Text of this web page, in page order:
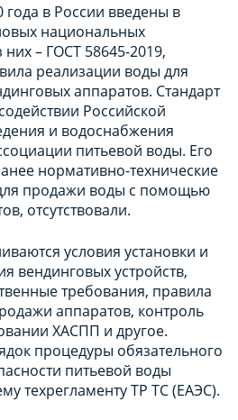
в России введены в
национальных
– ГОСТ 58645-2019,
реализации воды для
аппаратов. Стандарт
Российской
и водоснабжения
питьевой воды. Его
нормативно-технические
продажи воды с помощью
отсутствовали.
условия установки и
вендинговых устройств,
требования, правила
аппаратов, контроль
ХАСПП и другое.
процедуры обязательного
питьевой воды
техрегламенту ТР ТС (ЕАЭС).